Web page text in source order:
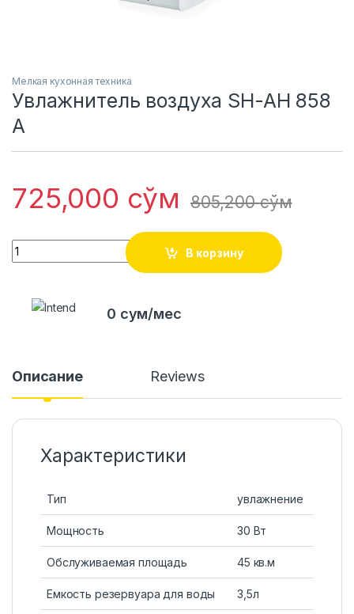
Мелкая кухонная техника
Увлажнитель воздуха SH-AH 858
A
725,000 сўм 805,200сўм
Quantity
В корзину
0 сум/мес
Описание Reviews
Характеристики
Тип увлажнение
Мощность 30 Вт
Обслуживаемая площадь 45 кв.м
Емкость резервуара для воды 3,5л